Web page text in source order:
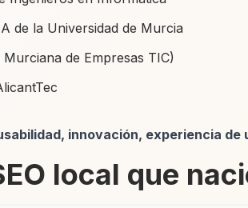
de la Universidad de Murcia
de Empresas TIC)
innovación, experiencia de
local que